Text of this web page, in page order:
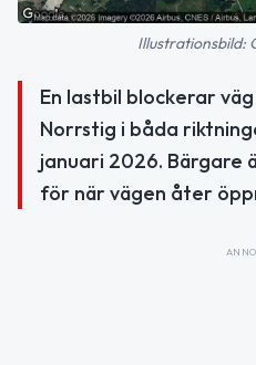
Illustrationsbild:
En lastbil blockerar
Norrstig i båda
januari 2026. Bärgare
för när vägen åter